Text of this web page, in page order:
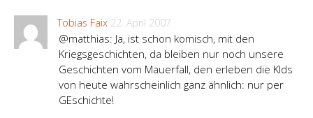
Tobias Faix 22. April 2007
@matthias: Ja, ist schon komisch, mit den
Kriegsgeschichten, da bleiben nur noch unsere
Geschichten vom Mauerfall, den erleben die KIds
von heute wahrscheinlich ganz ähnlich: nur per
GEschichte!